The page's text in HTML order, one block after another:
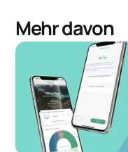
Mehr davon